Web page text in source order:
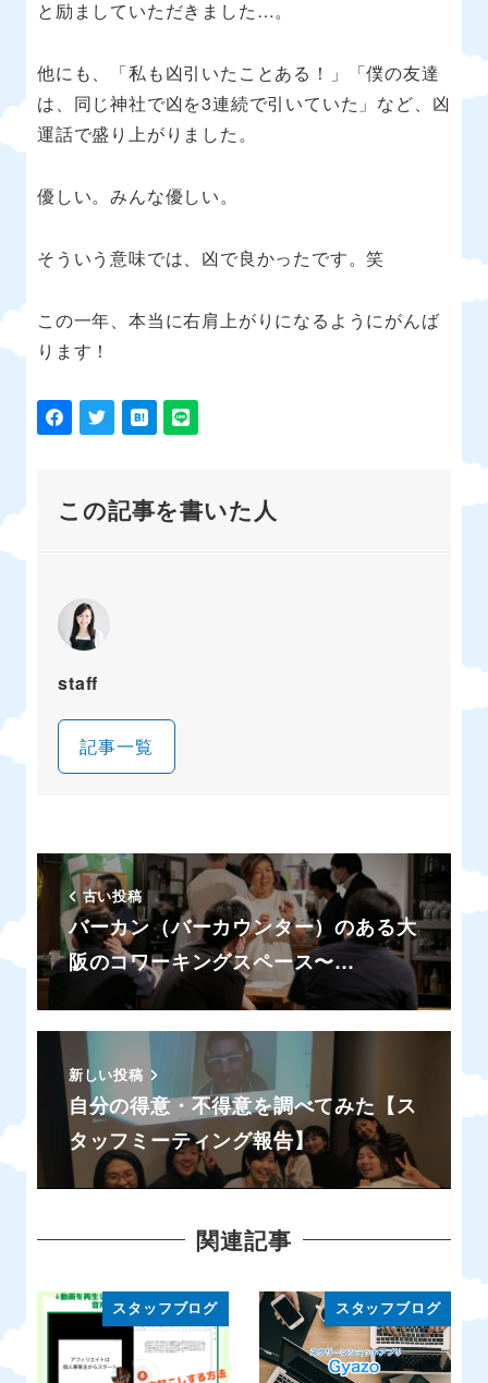
と励ましていただきました…。
他にも、「私も凶引いたことある！」「僕の友達
は、同じ神社で凶を3連続で引いていた」など、凶
運話で盛り上がりました。
優しい。みんな優しい。
そういう意味では、凶で良かったです。笑
この一年、本当に右肩上がりになるようにがんば
ります！
この記事を書いた人
staff
記事一覧
古い投稿
バーカン（バーカウンター）のある大
阪のコワーキングスペース〜…
新しい投稿
自分の得意・不得意を調べてみた【ス
タッフミーティング報告】
関連記事
スタッフブログ スタッフブログ